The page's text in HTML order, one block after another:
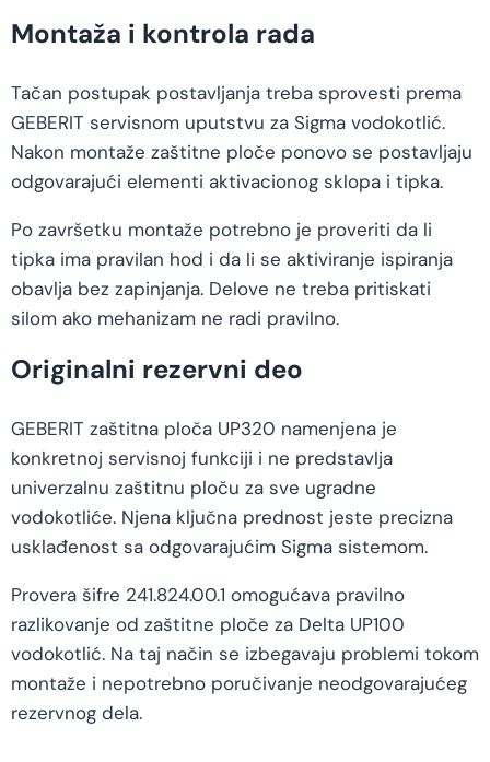
Montaža i kontrola rada
Tačan postupak postavljanja treba sprovesti prema
GEBERIT servisnom uputstvu za Sigma vodokotlić.
Nakon montaže zaštitne ploče ponovo se postavljaju
odgovarajući elementi aktivacionog sklopa i tipka.
Po završetku montaže potrebno je proveriti da li
tipka ima pravilan hod i da li se aktiviranje ispiranja
obavlja bez zapinjanja. Delove ne treba pritiskati
silom ako mehanizam ne radi pravilno.
Originalni rezervni deo
GEBERIT zaštitna ploča UP320 namenjena je
konkretnoj servisnoj funkciji i ne predstavlja
univerzalnu zaštitnu ploču za sve ugradne
vodokotliće. Njena ključna prednost jeste precizna
usklađenost sa odgovarajućim Sigma sistemom.
Provera šifre 241.824.00.1 omogućava pravilno
razlikovanje od zaštitne ploče za Delta UP100
vodokotlić. Na taj način se izbegavaju problemi tokom
montaže i nepotrebno poručivanje neodgovarajućeg
rezervnog dela.